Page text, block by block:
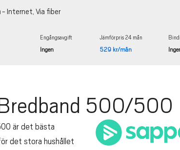
- Internet, Via fiber
Engångsavgift
Ingen
Jämförpris 24 mån
529 kr/mån
500/500
är det bästa
det stora hushållet